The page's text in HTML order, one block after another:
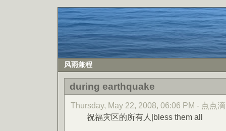
风雨兼程
during earthquake
Thursday, May 22, 2008, 06:06 PM - 点点
祝福灾区的所有人|bless them all